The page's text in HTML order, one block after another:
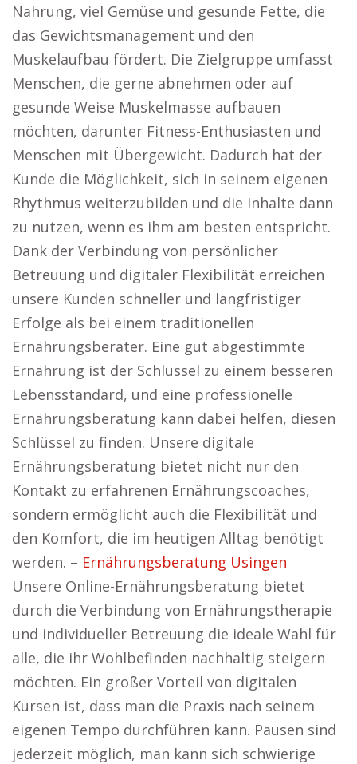
Nahrung, viel Gemüse und gesunde Fette, die
das Gewichtsmanagement und den
Muskelaufbau fördert. Die Zielgruppe umfasst
Menschen, die gerne abnehmen oder auf
gesunde Weise Muskelmasse aufbauen
möchten, darunter Fitness-Enthusiasten und
Menschen mit Übergewicht. Dadurch hat der
Kunde die Möglichkeit, sich in seinem eigenen
Rhythmus weiterzubilden und die Inhalte dann
zu nutzen, wenn es ihm am besten entspricht.
Dank der Verbindung von persönlicher
Betreuung und digitaler Flexibilität erreichen
unsere Kunden schneller und langfristiger
Erfolge als bei einem traditionellen
Ernährungsberater. Eine gut abgestimmte
Ernährung ist der Schlüssel zu einem besseren
Lebensstandard, und eine professionelle
Ernährungsberatung kann dabei helfen, diesen
Schlüssel zu finden. Unsere digitale
Ernährungsberatung bietet nicht nur den
Kontakt zu erfahrenen Ernährungscoaches,
sondern ermöglicht auch die Flexibilität und
den Komfort, die im heutigen Alltag benötigt
werden. – Ernährungsberatung Usingen
Unsere Online-Ernährungsberatung bietet
durch die Verbindung von Ernährungstherapie
und individueller Betreuung die ideale Wahl für
alle, die ihr Wohlbefinden nachhaltig steigern
möchten. Ein großer Vorteil von digitalen
Kursen ist, dass man die Praxis nach seinem
eigenen Tempo durchführen kann. Pausen sind
jederzeit möglich, man kann sich schwierige